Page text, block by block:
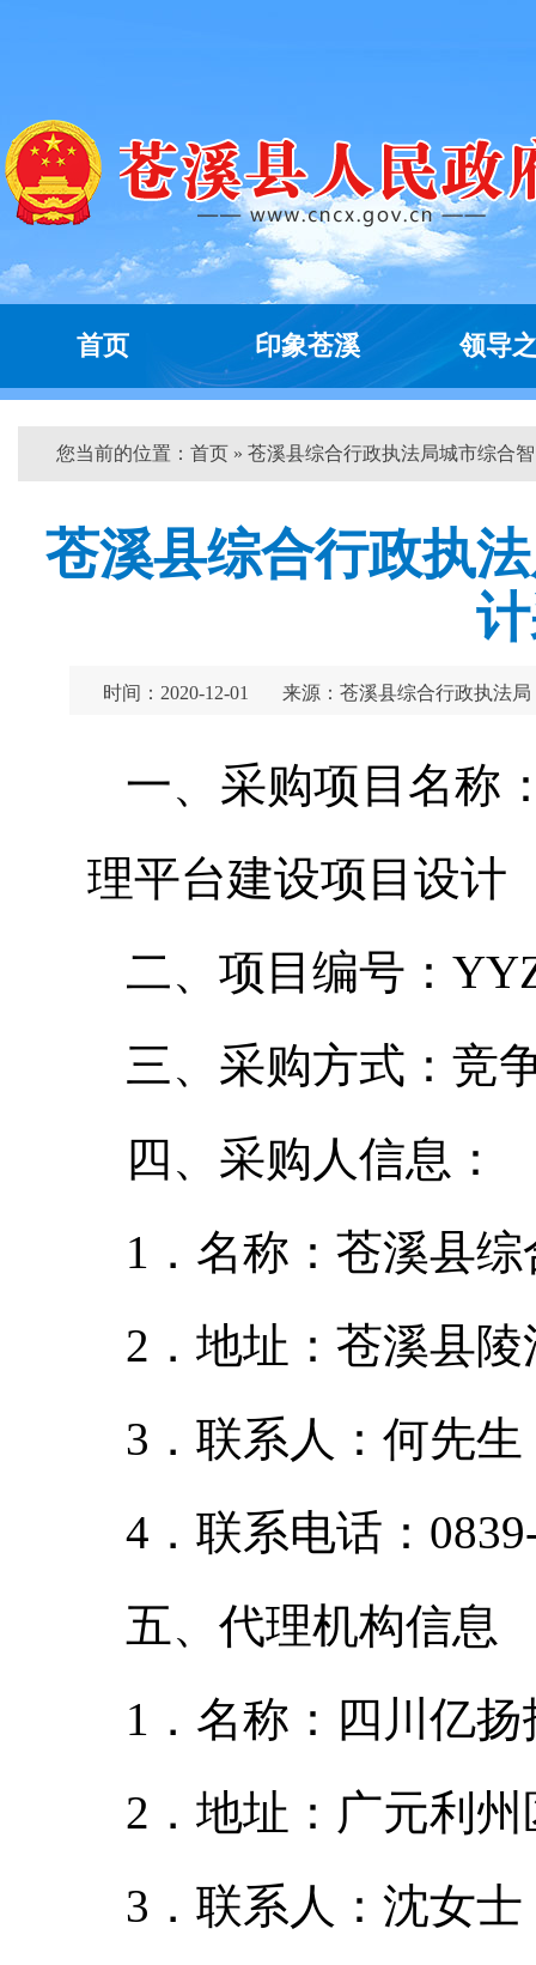
首页 印象苍溪 领导
您当前的位置： 首页 » 苍溪县综合行政执法局城市综合
苍溪县综合行政执
时间：2020-12-01 来源：苍溪县综合行政执法局
一、采购项目名称
理平台建设项目设计
二、项目编号：
三、采购方式：竞
四、采购人信息：
1．名称：苍溪县
2．地址：苍溪县
3．联系人：何先生
4．联系电话：
五、代理机构信息
1．名称：四川亿
2．地址：广元利
3．联系人：沈女士